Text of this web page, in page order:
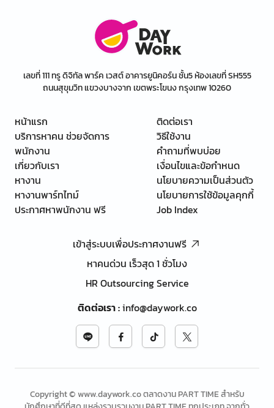
เลขที่ 111 ทรู ดิจิทัล พาร์ค เวสต์ อาคารยูนิคอร์น ชั้น5 ห้องเลขที่ SH555
ถนนสุขุมวิท แขวงบางจาก เขตพระโขนง กรุงเทพ 10260
หน้าแรก
บริการหาคน ช่วยจัดการ
พนักงาน
เกี่ยวกับเรา
หางาน
หางานพาร์ทไทม์
ประกาศหาพนักงาน ฟรี
ติดต่อเรา
วิธีใช้งาน
คำถามที่พบบ่อย
เงื่อนไขและข้อกำหนด
นโยบายความเป็นส่วนตัว
นโยบายการใช้ข้อมูลคุกกี้
Job Index
เข้าสู่ระบบเพื่อประกาศงานฟรี
หาคนด่วน เร็วสุด 1 ชั่วโมง
HR Outsourcing Service
ติดต่อเรา:info@daywork.co
Copyright © www.daywork.co ตลาดงาน PART TIME สำหรับ